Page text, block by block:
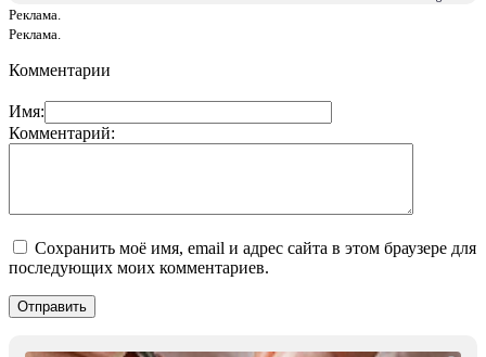
Реклама.
Реклама.
Комментарии
Имя:
Комментарий:
Сохранить моё имя, email и адрес сайта в этом браузере для
последующих моих комментариев.